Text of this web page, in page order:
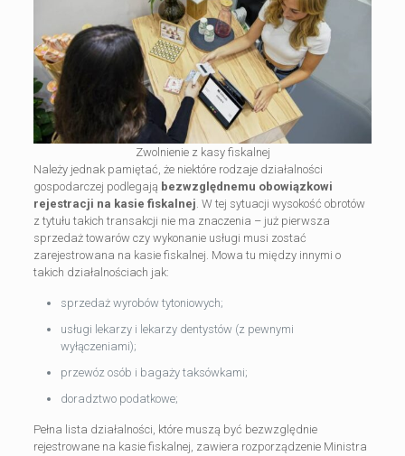
Zwolnienie z kasy fiskalnej
Należy jednak pamiętać, że niektóre rodzaje działalności
gospodarczej podlegają bezwzględnemu obowiązkowi
rejestracji na kasie fiskalnej. W tej sytuacji wysokość obrotów
z tytułu takich transakcji nie ma znaczenia – już pierwsza
sprzedaż towarów czy wykonanie usługi musi zostać
zarejestrowana na kasie fiskalnej. Mowa tu między innymi o
takich działalnościach jak:
sprzedaż wyrobów tytoniowych;
usługi lekarzy i lekarzy dentystów (z pewnymi
wyłączeniami);
przewóz osób i bagaży taksówkami;
doradztwo podatkowe;
Pełna lista działalności, które muszą być bezwzględnie
rejestrowane na kasie fiskalnej, zawiera rozporządzenie Ministra